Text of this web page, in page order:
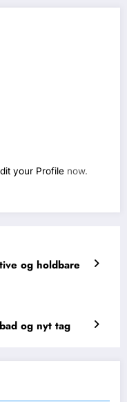
your Profile now.
og holdbare
og nyt tag